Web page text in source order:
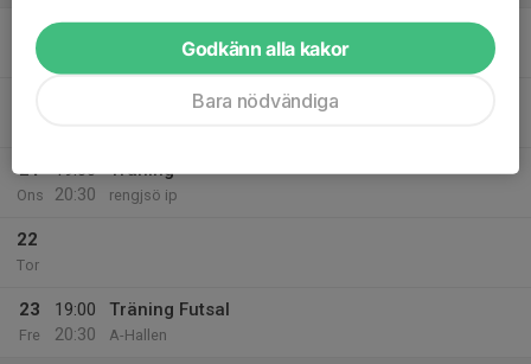
19
Mån
20:00
Träning
21
Ons
19:00
20:30
Träning
rengjsö ip
22
Tor
23
Fre
19:00
20:30
Träning Futsal
A-Hallen
Godkänn alla kakor
Bara nödvändiga